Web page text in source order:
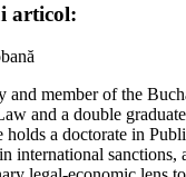
articol:
and member of the
and a double
holds a doctorate in
international sanctions,